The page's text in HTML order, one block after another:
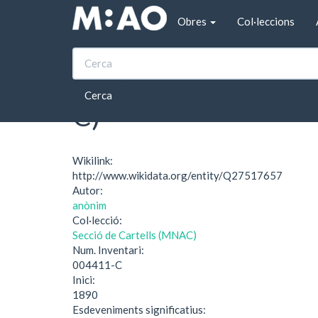
Vés al contingut
Obres
Col·leccions
Cerca
Inici Stickphast paste (Museu Nacional d'Art de
Stickphast paste
C)
Wikilink:
http://www.wikidata.org/entity/Q27517657
Autor:
anònim
Col·lecció:
Secció de Cartells (MNAC)
Num. Inventari:
004411-C
Inici:
1890
Esdeveniments significatius: